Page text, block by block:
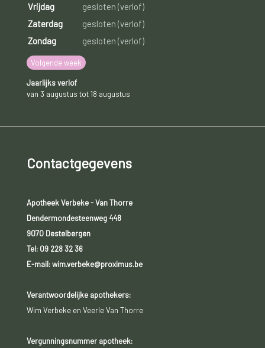
Vrijdag
gesloten (verlof)
Zaterdag
gesloten (verlof)
Zondag
gesloten (verlof)
Volgende week
Jaarlijks verlof
van 3 augustus tot 18 augustus
Contactgegevens
Apotheek Verbeke - Van Thorre
Dendermondesteenweg 448
9070 Destelbergen
Tel: 09 228 32 36
E-mail: wim.verbeke@proximus.be
Verantwoordelijke apothekers:
Wim Verbeke en Veerle Van Thorre
Vergunningsnummer apotheek: